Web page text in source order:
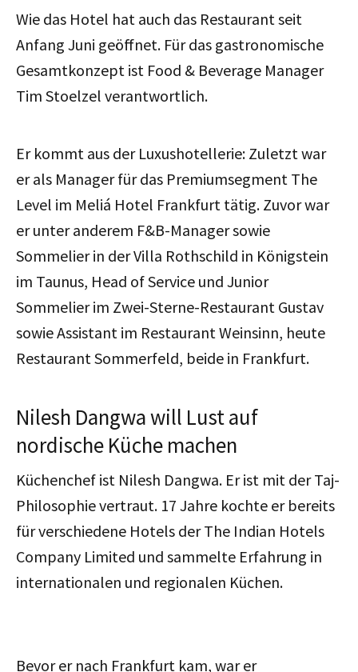
Wie das Hotel hat auch das Restaurant seit
Anfang Juni geöffnet. Für das gastronomische
Gesamtkonzept ist Food & Beverage Manager
Tim Stoelzel verantwortlich.
Er kommt aus der Luxushotellerie: Zuletzt war
er als Manager für das Premiumsegment The
Level im Meliá Hotel Frankfurt tätig. Zuvor war
er unter anderem F&B-Manager sowie
Sommelier in der Villa Rothschild in Königstein
im Taunus, Head of Service und Junior
Sommelier im Zwei-Sterne-Restaurant Gustav
sowie Assistant im Restaurant Weinsinn, heute
Restaurant Sommerfeld, beide in Frankfurt.
Nilesh Dangwa will Lust auf
nordische Küche machen
Küchenchef ist Nilesh Dangwa. Er ist mit der Taj-
Philosophie vertraut. 17 Jahre kochte er bereits
für verschiedene Hotels der The Indian Hotels
Company Limited und sammelte Erfahrung in
internationalen und regionalen Küchen.
Bevor er nach Frankfurt kam, war er